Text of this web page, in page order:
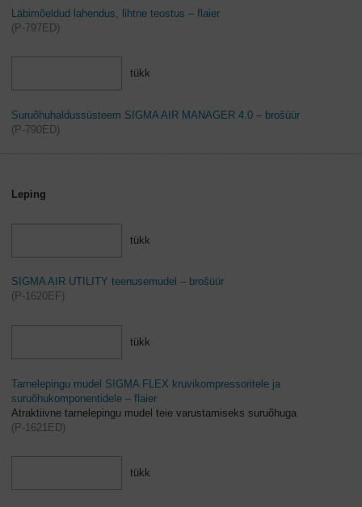
Läbimõeldud lahendus, lihtne teostus – flaier
(P-797ED)
tükk
Suruõhuhaldussüsteem SIGMA AIR MANAGER 4.0 – brošüür
(P-790ED)
Leping
tükk
SIGMA AIR UTILITY teenusemudel – brošüür
(P-1620EF)
tükk
Tarnelepingu mudel SIGMA FLEX kruvikompressoritele ja
suruõhukomponentidele – flaier
Atraktiivne tarnelepingu mudel teie varustamiseks suruõhuga
(P-1621ED)
tükk